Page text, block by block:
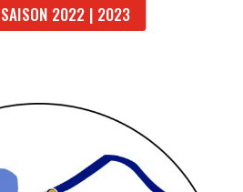
2022 | 2023